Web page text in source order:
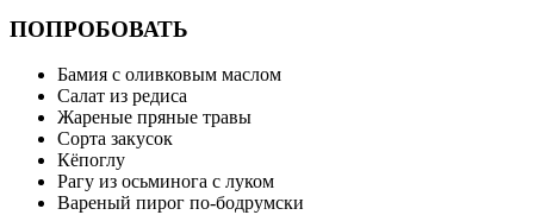
ПОПРОБОВАТЬ
Бамия с оливковым маслом
Салат из редиса
Жареные пряные травы
Сорта закусок
Кёпоглу
Рагу из осьминога с луком
Вареный пирог по-бодрумски